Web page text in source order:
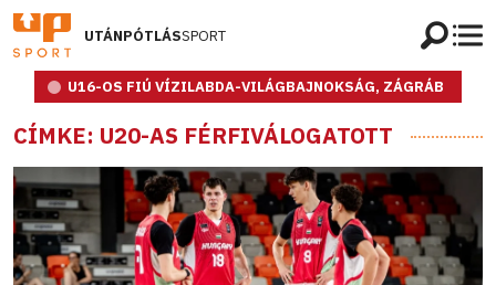
UTÁNPÓTLÁSSPORT
U16-OS FIÚ VÍZILABDA-VILÁGBAJNOKSÁG, ZÁGRÁB
CÍMKE: U20-AS FÉRFIVÁLOGATOTT